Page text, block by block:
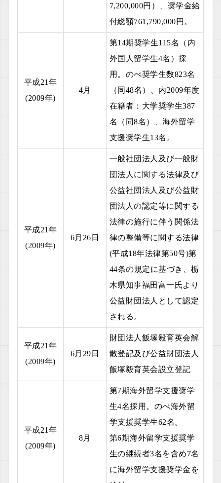
7,200,000円）、奨学金給
付総額761,790,000円。
平成21年
(2009年)
4月
第14期奨学生115名（内
外国人留学生4名）採
用。のべ奨学生数823名
（同48名）、内2009年度
在籍者：大学奨学生387
名（同8名）、海外留学
支援奨学生13名。
平成21年
(2009年)
6月26日
一般社団法人及び一般財
団法人に関する法律及び
公益社団法人及び公益財
団法人の認定等に関する
法律の施行に伴う関係法
律の整備等に関する法律
(平成18年法律第50号)第
44条の規定に基づき、栃
木県知事福田富一氏より
公益財団法人として認定
される。
平成21年
(2009年)
6月29日
財団法人飯塚毅育英会解
散登記及び公益財団法人
飯塚毅育英会設立登記
平成21年
(2009年)
8月
第7期海外留学支援奨学
生4名採用。のべ海外留
学支援奨学生62名。
第6期海外留学支援奨学
生の継続者3名を含め7名
に海外留学支援奨学金を